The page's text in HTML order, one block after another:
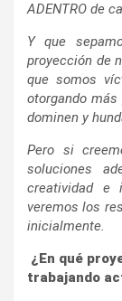
ADENTRO de
Y que
proyección de
que somos
otorgando
dominen y
Pero si
soluciones
creatividad e
veremos los
inicialmente.
¿En qué
trabajando